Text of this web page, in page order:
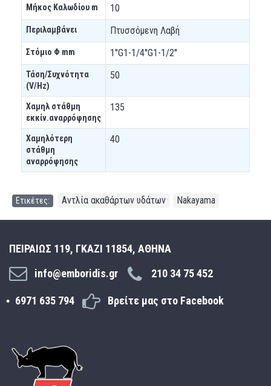
Μήκος Καλωδίου m 10
Περιλαμβάνει Πτυσσόμενη Λαβή
Στόμιο Φ mm 1''G1-1/4''G1-1/2''
Τάση/Συχνότητα
(V/Hz)
50
Χαμηλ στάθμη
εκκίν.αναρρόφησης
135
Χαμηλότερη
στάθμη
αναρρόφησης
40
Ετικέτες: Αντλία ακαθάρτων υδάτων Nakayama
ΠΕΙΡΑΙΩΣ 119, ΓΚΑΖΙ 11854, ΑΘΗΝΑ
info@emboridis.gr
210 34 75 452
6971 635 794 Βρείτε μας στο Facebook